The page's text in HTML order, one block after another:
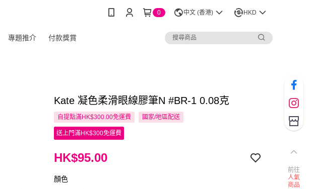
0 中文 (香港) HKD
專題推介 付款獎賞
Kate 凝色柔滑眼線膠筆N #BR-1 0.08克
自提點滿HK$300.00免運費 國家/地區配送
送上門滿HK$300免運費
HK$95.00
顏色
前往
人氣
商品